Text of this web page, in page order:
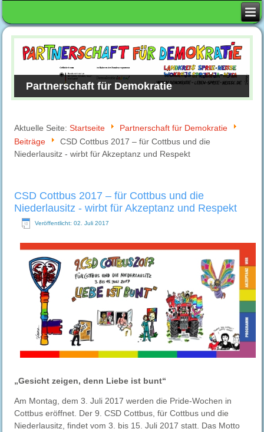
Partnerschaft für Demokratie
Aktuelle Seite:Startseite
Partnerschaft für Demokratie
Beiträge
CSD Cottbus 2017 – für Cottbus und die
Niederlausitz - wirbt für Akzeptanz und Respekt
CSD Cottbus 2017 – für Cottbus und die
Niederlausitz - wirbt für Akzeptanz und Respekt
Veröffentlicht: 02. Juli 2017
„Gesicht zeigen, denn Liebe ist bunt“
Am Montag, dem 3. Juli 2017 werden die Pride-Wochen in
Cottbus eröffnet. Der 9. CSD Cottbus, für Cottbus und die
Niederlausitz, findet vom 3. bis 15. Juli 2017 statt. Das Motto